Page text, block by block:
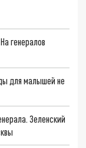
генералов
для малышей не
Зеленский